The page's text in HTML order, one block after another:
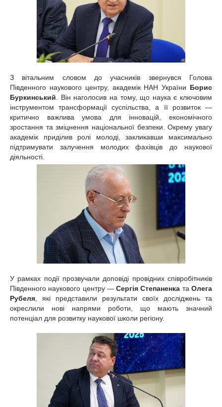
З вітальним словом до учасників звернувся Голова
Південного наукового центру, академік НАН України Борис
Буркинський . Він наголосив на тому, що наука є ключовим
інструментом трансформації суспільства, а її розвиток —
критично важлива умова для інновацій, економічного
зростання та зміцнення національної безпеки. Окрему увагу
академік приділив ролі молоді, закликавши максимально
підтримувати залучення молодих фахівців до наукової
діяльності.
У рамках події прозвучали доповіді провідних співробітників
Південного наукового центру — Сергія Степаненка та Олега
Рубеля , які представили результати своїх досліджень та
окреслили нові напрями роботи, що мають значний
потенціал для розвитку наукової школи регіону.